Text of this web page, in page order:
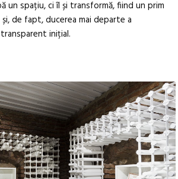
un spațiu, ci îl și transformă, fiind un prim
de fapt, ducerea mai departe a
inițial.